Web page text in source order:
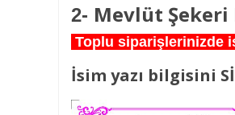
2- Mevlüt Şekeri
Toplu siparişlerinizde
İsim yazı bilgisini